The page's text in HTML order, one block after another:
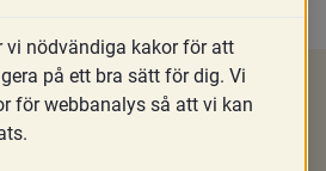
vi nödvändiga kakor för att
på ett bra sätt för dig. Vi
för webbanalys så att vi kan